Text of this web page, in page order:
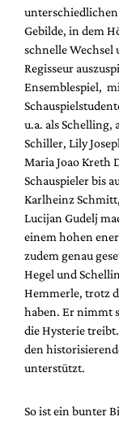
Gebilde, in dem
schnelle Wechsel
Regisseur
Ensemblespiel,
u.a. als Schelling,
Schiller, Lily
Maria Joao Kreth
Schauspieler bis
Karlheinz
Lucijan Gudelj
einem hohen
zudem genau
Hegel und
Hemmerle, trotz
haben. Er nimmt
die Hysterie
den
unterstützt.
So ist ein bunter